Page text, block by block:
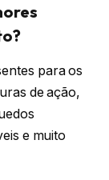
para os
de ação,
e muito